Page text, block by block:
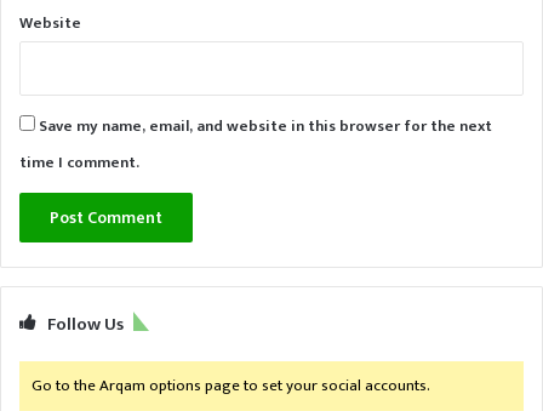
Website
Save my name, email, and website in this browser for the next
time I comment.
Follow Us
Go to the Arqam options page to set your social accounts.